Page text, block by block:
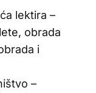
lektira –
obrada
i
–